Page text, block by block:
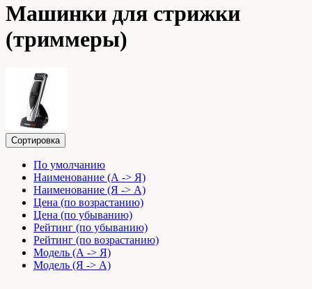
Машинки для стрижки
(триммеры)
Сортировка
По умолчанию
Наименование (А -> Я)
Наименование (Я -> А)
Цена (по возрастанию)
Цена (по убыванию)
Рейтинг (по убыванию)
Рейтинг (по возрастанию)
Модель (А -> Я)
Модель (Я -> А)